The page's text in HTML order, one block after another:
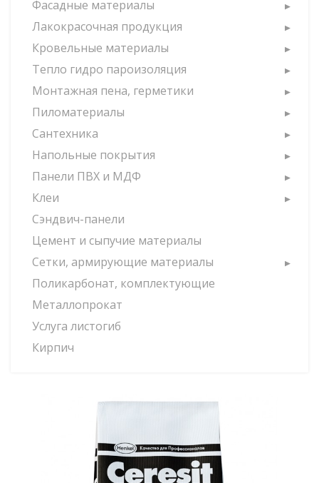
Фасадные материалы
Лакокрасочная продукция
Кровельные материалы
Тепло гидро пароизоляция
Монтажная пена, герметики
Пиломатериалы
Сантехника
Напольные покрытия
Панели ПВХ и МДФ
Клеи
Сэндвич-панели
Цемент и сыпучие материалы
Сетки, армирующие материалы
Поликарбонат, комплектующие
Металлопрокат
Услуга листогиб
Кирпич